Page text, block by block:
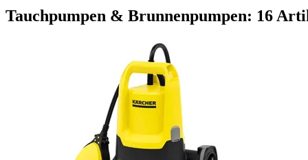
Tauchpumpen & Brunnenpumpen: 16